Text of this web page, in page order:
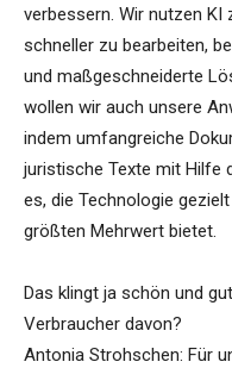
verbessern. Wir nutzen KI
schneller zu bearbeiten,
und maßgeschneiderte
wollen wir auch unsere
indem umfangreiche
juristische Texte mit Hilfe
es, die Technologie
größten Mehrwert bietet.
Das klingt ja schön und
Verbraucher davon?
Antonia Strohschen: Für